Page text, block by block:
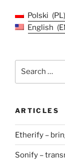
Polski
PL
English
ARTICLES
Etherify –
Sonify –